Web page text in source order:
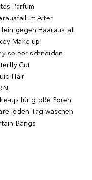
Parfum
im Alter
gegen Haarausfall
Make-up
selber schneiden
Cut
Hair
up für große Poren
jeden Tag waschen
Bangs